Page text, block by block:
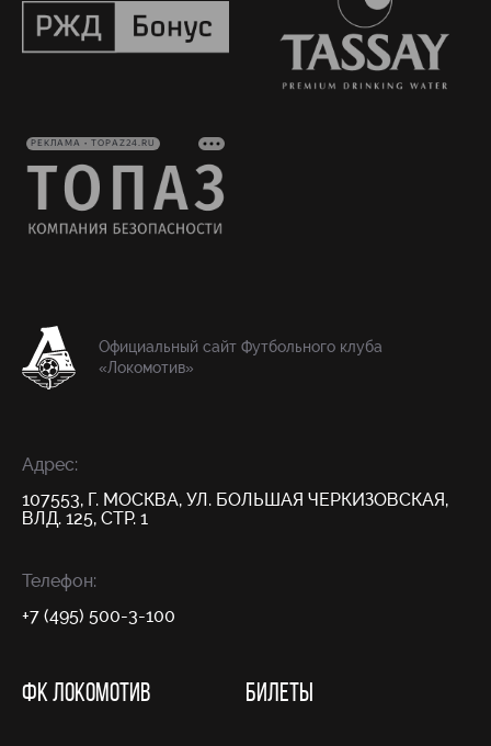
РЕКЛАМА • TOPAZ24.RU
Официальный сайт Футбольного клуба
«Локомотив»
Адрес:
107553, Г. МОСКВА, УЛ. БОЛЬШАЯ ЧЕРКИЗОВСКАЯ,
ВЛД. 125, СТР. 1
Телефон:
+7 (495) 500-3-100
ФК ЛОКОМОТИВ БИЛЕТЫ